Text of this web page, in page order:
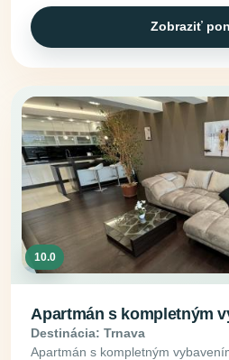
Zobraziť
10.0
Apartmán s kompletným
Destinácia: Trnava
Apartmán s kompletným